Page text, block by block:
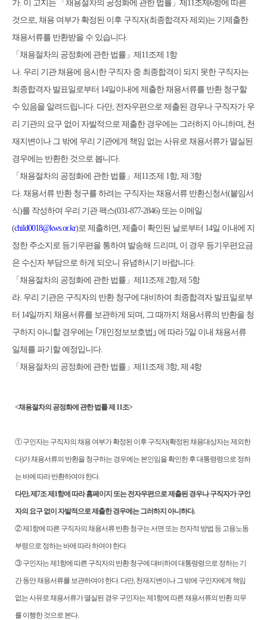
가. 이 고지는 「 채용절차의 공정화에 관한 법률 」 제 11 조제 6항에 따른
것으로 채용 여부가 확정된 이후 구직자(최종합격자 제외 )는 기제출한
채용서류를 반환받을 수 있습니다.
「 채용절차의 공정화에 관한 법률 」 제 11 조제 1 항
나. 우리 기관 채용에 응시한 구직자 중 최종합격이 되지 못한 구직자는
최종합격자 발표일로부터 14일이내에 제출한 채용서류를 반환 청구할
수 있음을 알려드립니다. 다만, 전자우편으로 제출된 경우나 구직자가 우
리 기관의 요구 없이 자발적으로 제출한 경우에는 그러하지 아니하며 천
재지변이나 그 밖에 우리 기관에게 책임 없는 사유로 채용서류가 멸실된
경우에는 반환한 것으로 봅니다.
「 채용절차의 공정화에 관한 법률 」 제 11 조제 1 항, 제 3항
다. 채용서류 반환 청구를 하려는 구직자는 채용서류 반환신청서(붙임서
식)를 작성하여 우리 기관 팩스(031-877-2846) 또는 이메일
(child0018@kws.or.kr)로 제출하면 제출이 확인된 날로부터 14일 이내에 지
정한 주소지로 등기우편을 통하여 발송해 드리며 이 경우 등기우편요금
은 수신자 부담으로 하게 되오니 유념하시기 바랍니다.
「 채용절차의 공정화에 관한 법률 」 제 11 조제 2항,제 5항
라. 우리 기관은 구직자의 반환 청구에 대비하여 최종합격자 발표일로부
터 14일까지 채용서류를 보관하게 되며
그 때까지 채용서류의 반환을 청
구하지 아니할 경우에는 ｢ 개인정보보호법 ｣ 에 따라5일 이내 채용서류
일체를 파기할 예정입니다.
「 채용절차의 공정화에 관한 법률 」 제 11 조제 3항, 제 4항
<채용절차의 공정화에 관한 법률 제 11조>
①구인자는 구직자의 채용 여부가 확정된 이후 구직자(확정된 채용대상자는 제외한
다)가 채용서류의 반환을 청구하는 경우에는 본인임을 확인한 후 대통령령으로 정하
는 바에 따라 반환하여야 한다.
다만,제 7조 제 1항에 따라 홈페이지 또는 전자우편으로 제출된 경우나구직자가 구인
자의 요구 없이 자발적으로 제출한 경우에는 그러하지 아니하다.
②제 1항에 따른 구직자의 채용서류 반환 청구는 서면 또는 전자적 방법 등 고용노동
부령으로 정하는 바에 따라 하여야 한다.
③구인자는 제 1항에 따른 구직자의 반환 청구에 대비하여 대통령령으로 정하는 기
간 동안 채용서류를 보관하여야 한다. 다만, 천재지변이나 그 밖에 구인자에게 책임
없는 사유로 채용서류가 멸실된 경우 구인자는 제 1항에 따른 채용서류의 반환 의무
를 이행한 것으로 본다.